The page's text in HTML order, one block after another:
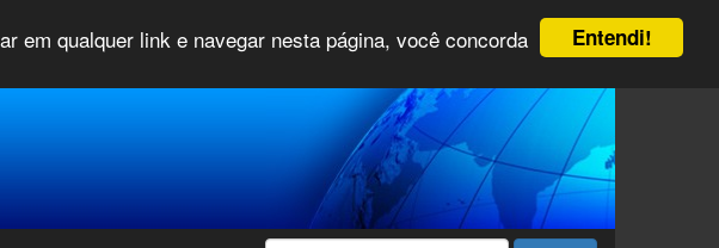
Entendi!
em qualquer link e navegar nesta página, você concorda